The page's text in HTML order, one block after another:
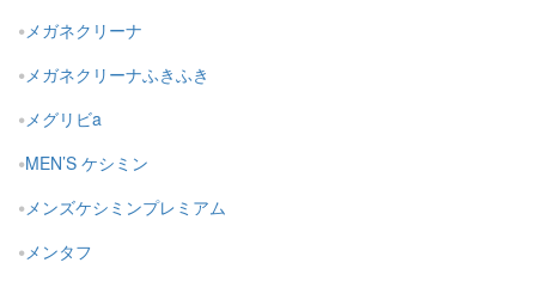
メガネクリーナ
メガネクリーナふきふき
メグリビa
MEN’S ケシミン
メンズケシミンプレミアム
メンタフ